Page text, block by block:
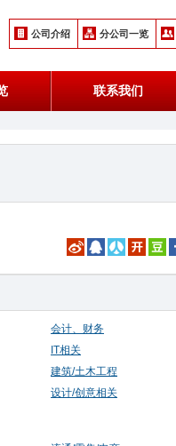
公司介绍 分公司一览
联系我们
会计、财务
IT相关
建筑/土木工程
设计/创意相关